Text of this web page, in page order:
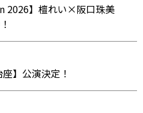
2026】檀れい×阪口珠美
】公演決定！